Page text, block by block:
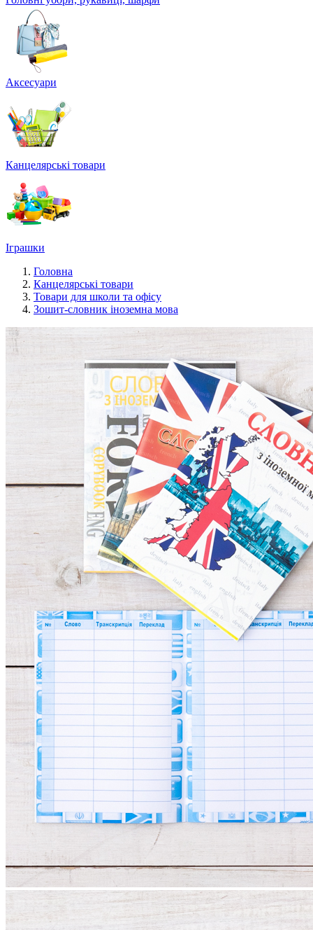
Аксесуари
Канцелярські товари
Іграшки
Головна
Канцелярські товари
Товари для школи та офісу
Зошит-словник іноземна мова